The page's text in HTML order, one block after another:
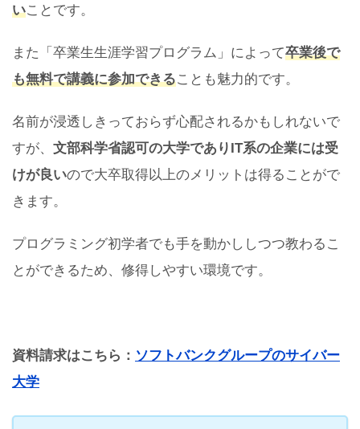
いことです。
また「卒業生生涯学習プログラム」によって卒業後で
も無料で講義に参加できることも魅力的です。
名前が浸透しきっておらず心配されるかもしれないで
すが、 文部科学省認可の大学でありIT系の企業には受
けが良いので大卒取得以上のメリットは得ることがで
きます。
プログラミング初学者でも手を動かししつつ教わるこ
とができるため、修得しやすい環境です。
資料請求はこちら： ソフトバンクグループのサイバー
大学